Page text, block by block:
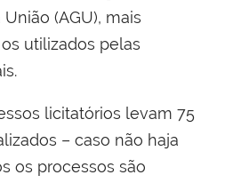
(AGU), mais
utilizados pelas
licitatórios levam 75
– caso não haja
os processos são